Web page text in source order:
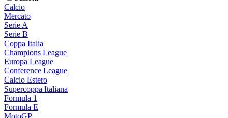
Calcio
Mercato
Serie A
Serie B
Coppa Italia
Champions League
Europa League
Conference League
Calcio Estero
Supercoppa Italiana
Formula 1
Formula E
MotoGP